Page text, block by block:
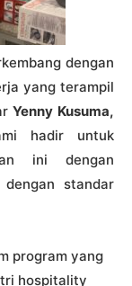
dengan
yang terampil
Yenny Kusuma,
hadir untuk
ini dengan
standar
program yang
hospitality